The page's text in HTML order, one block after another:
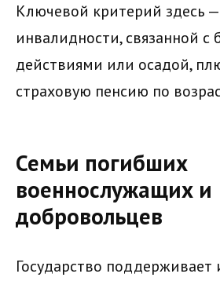
Ключевой критерий здесь
инвалидности, связанной с
действиями или осадой,
страховую пенсию по
Семьи погибших
военнослужащих и
добровольцев
Государство поддерживает